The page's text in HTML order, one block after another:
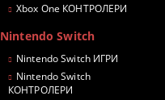
Xbox One КОНТРОЛЕРИ
Nintendo Switch
Nintendo Switch ИГРИ
Nintendo Switch
КОНТРОЛЕРИ